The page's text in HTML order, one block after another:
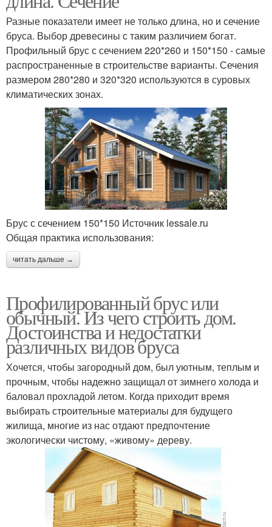
Разные показатели имеет не только длина, но и сечение
бруса. Выбор древесины с таким различием богат.
Профильный брус с сечением 220*260 и 150*150 - самые
распространенные в строительстве варианты. Сечения
размером 280*280 и 320*320 используются в суровых
климатических зонах.
Брус с сечением 150*150 Источник lessale.ru
Общая практика использования:
читать дальше →
Профилированный брус или
обычный. Из чего строить дом.
Достоинства и недостатки
различных видов бруса
Хочется, чтобы загородный дом, был уютным, теплым и
прочным, чтобы надежно защищал от зимнего холода и
баловал прохладой летом. Когда приходит время
выбирать строительные материалы для будущего
жилища, многие из нас отдают предпочтение
экологически чистому, «живому» дереву.